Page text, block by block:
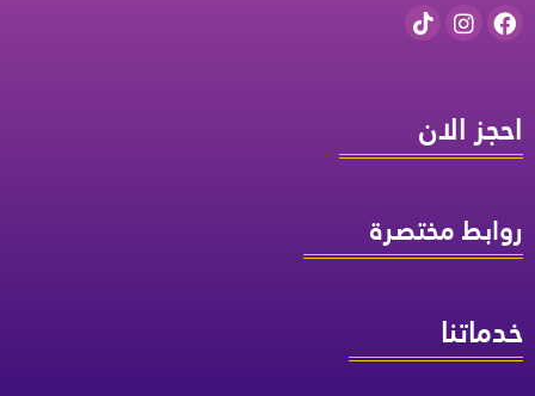
احجز الان
روابط مختصرة
خدماتنا